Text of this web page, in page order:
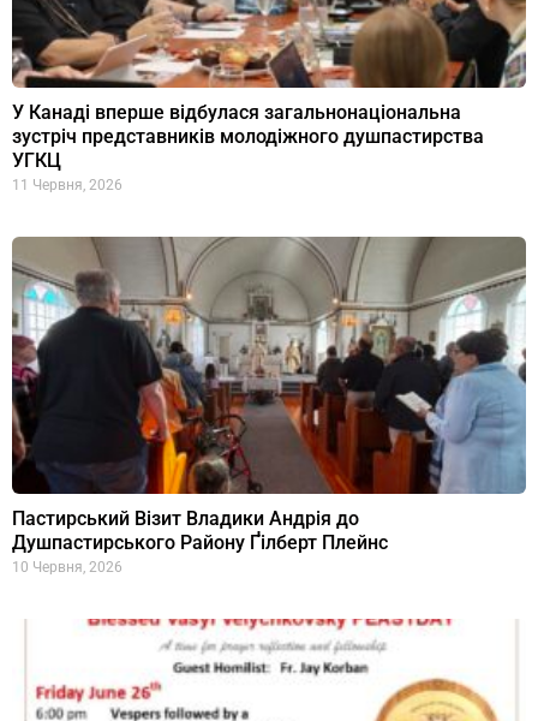
У Канаді вперше відбулася загальнонаціональна
зустріч представників молодіжного душпастирства
УГКЦ
11 Червня, 2026
Пастирський Візит Владики Андрія до
Душпастирського Району Ґілберт Плейнс
10 Червня, 2026